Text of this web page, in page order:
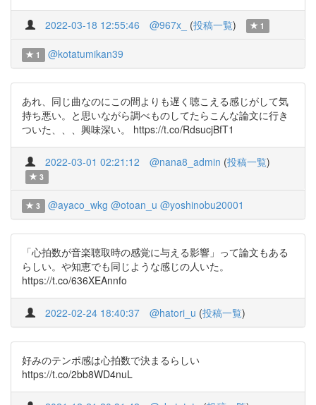
2022-03-18 12:55:46 @967x_ (投稿一覧) 1
1 @kotatumikan39
あれ、同じ曲なのにこの間よりも遅く聴こえる感じがして気
持ち悪い。と思いながら調べものしてたらこんな論文に行き
ついた、、、興味深い。 https://t.co/RdsucjBfT1
2022-03-01 02:21:12 @nana8_admin (投稿一覧)
3
3 @ayaco_wkg @otoan_u @yoshinobu20001
「心拍数が音楽聴取時の感覚に与える影響」って論文もある
らしい。や知恵でも同じような感じの人いた。
https://t.co/636XEAnnfo
2022-02-24 18:40:37 @hatori_u (投稿一覧)
好みのテンポ感は心拍数で決まるらしい
https://t.co/2bb8WD4nuL